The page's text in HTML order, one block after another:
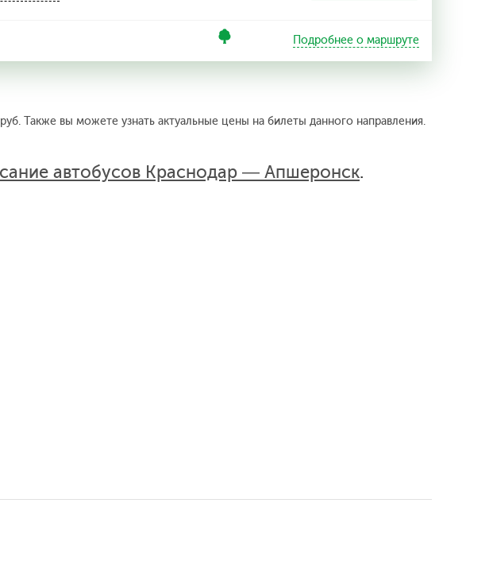
Подробнее о маршруте
Также вы можете узнать актуальные цены на билеты данного направления.
автобусов Краснодар — Апшеронск.